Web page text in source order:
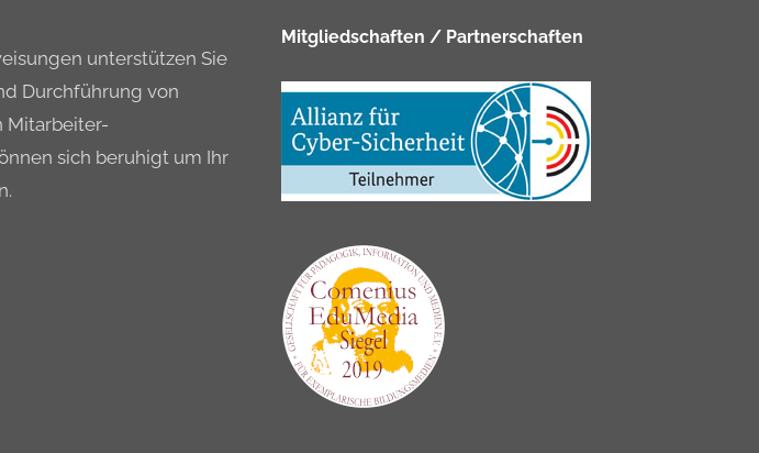
unterstützen Sie
Durchführung von
Mitarbeiter-
sich beruhigt um Ihr
Mitgliedschaften / Partnerschaften